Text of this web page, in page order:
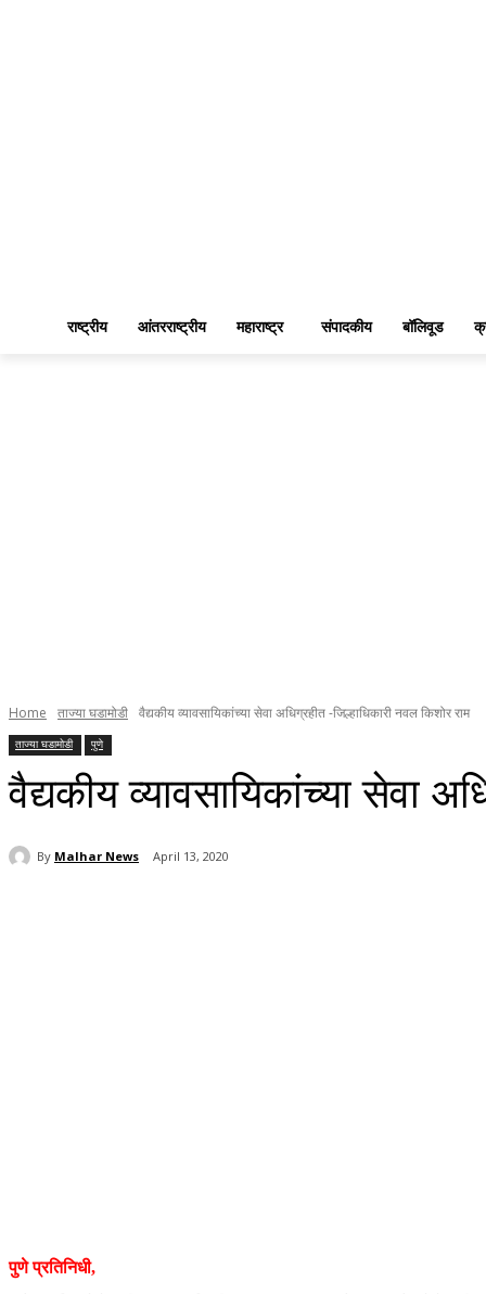
राष्ट्रीय आंतरराष्ट्रीय महाराष्ट्र संपादकीय बॉलिवूड
Home ताज्या घडामोडी वैद्यकीय व्यावसायिकांच्या सेवा अधिग्रहीत -जिल्हाधिकारी नवल किशोर राम
ताज्या घडामोडी पुणे
वैद्यकीय व्यावसायिकांच्या सेवा
By Malhar News April 13, 2020
पुणे प्रतिनिधी,